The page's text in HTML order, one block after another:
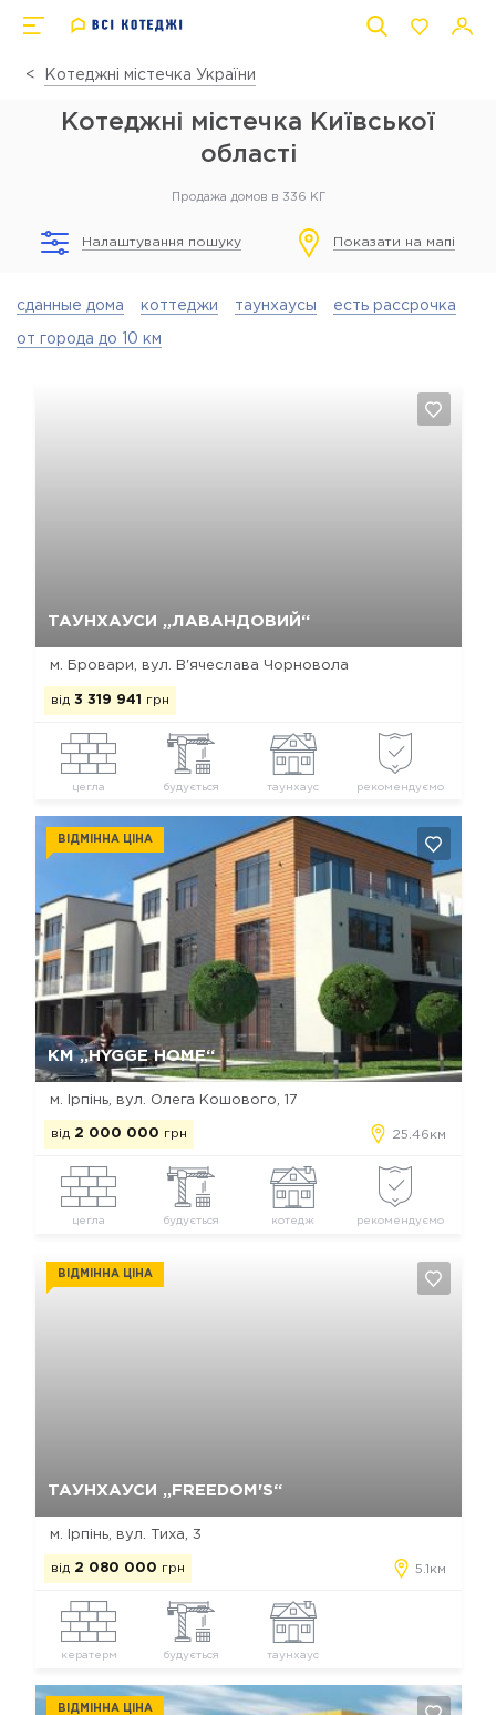
Котеджні містечка України
Котеджні містечка Київської
області
Продажа домов в 336 КГ
Налаштування пошуку Показати на мапі
сданные дома коттеджи таунхаусы есть рассрочка
от города до 10 км
ТАУНХАУСИ „ЛАВАНДОВИЙ“
м. Бровари, вул. В'ячеслава Чорновола
від 3 319 941 грн
цегла будується таунхаус рекомендуємо
КМ „HYGGE HOME“
ВІДМІННА ЦІНА
м. Ірпінь, вул. Олега Кошового, 17
від 2 000 000 грн 25.46км
цегла будується котедж рекомендуємо
Так, видалити Відміна
ТАУНХАУСИ „FREEDOM'S“
ВІДМІННА ЦІНА
м. Ірпінь, вул. Тиха, 3
від 2 080 000 грн 5.1км
кератерм будується таунхаус
ВІДМІННА ЦІНА